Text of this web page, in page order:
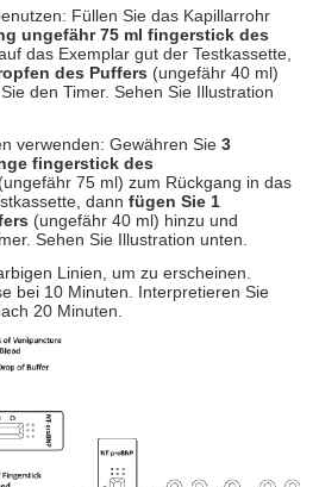
Füllen Sie das Kapillarrohr
ungefähr 75 ml fingerstick des
das Exemplar gut der Testkassette,
des Puffers (ungefähr 40 ml)
den Timer. Sehen Sie Illustration
verwenden: Gewähren Sie 3
fingerstick des
(ungefähr 75 ml) zum Rückgang in das
dann fügen Sie 1
(ungefähr 40 ml) hinzu und
Sehen Sie Illustration unten.
Linien, um zu erscheinen.
bei 10 Minuten. Interpretieren Sie
20 Minuten.